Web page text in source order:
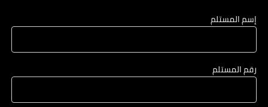
إسم المستلم
رقم المستلم